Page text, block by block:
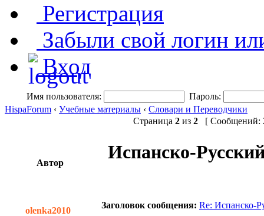
Регистрация
Забыли свой логин
Вход
Имя пользователя:
Пароль:
HispaForum ‹ Учебные материалы ‹ Словари и Переводчики
Страница 2 из 2 [ Сообщений:
Автор
Испанско-
olenka2010
Заголовок сообщения: Re: Испанско-